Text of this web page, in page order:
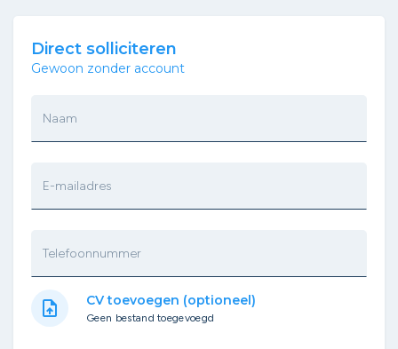
Direct solliciteren
Gewoon zonder account
Naam
E-mailadres
Telefoonnummer
upload_file CV toevoegen (optioneel)
Geen bestand toegevoegd